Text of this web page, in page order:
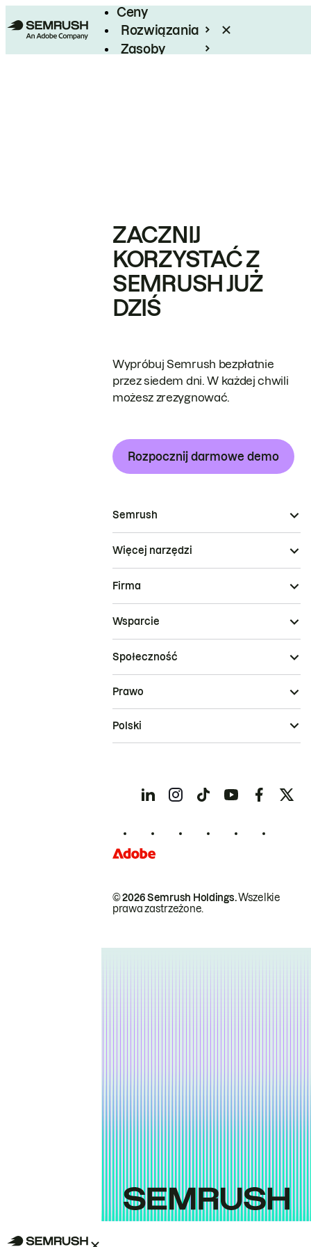
Ceny
Rozwiązania
Zasoby
ZACZNIJ
KORZYSTAĆ Z
SEMRUSH JUŻ
DZIŚ
Wypróbuj Semrush bezpłatnie
przez siedem dni. W każdej chwili
możesz zrezygnować.
Rozpocznij darmowe demo
Semrush
Więcej narzędzi
Firma
Wsparcie
Społeczność
© 2026 Semrush Holdings.Wszelkie
prawa zastrzeżone.
Prawo
Polski